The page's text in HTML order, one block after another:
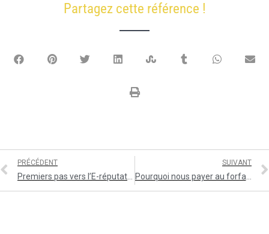
Partagez cette référence !
PRÉCÉDENT SUIVANT